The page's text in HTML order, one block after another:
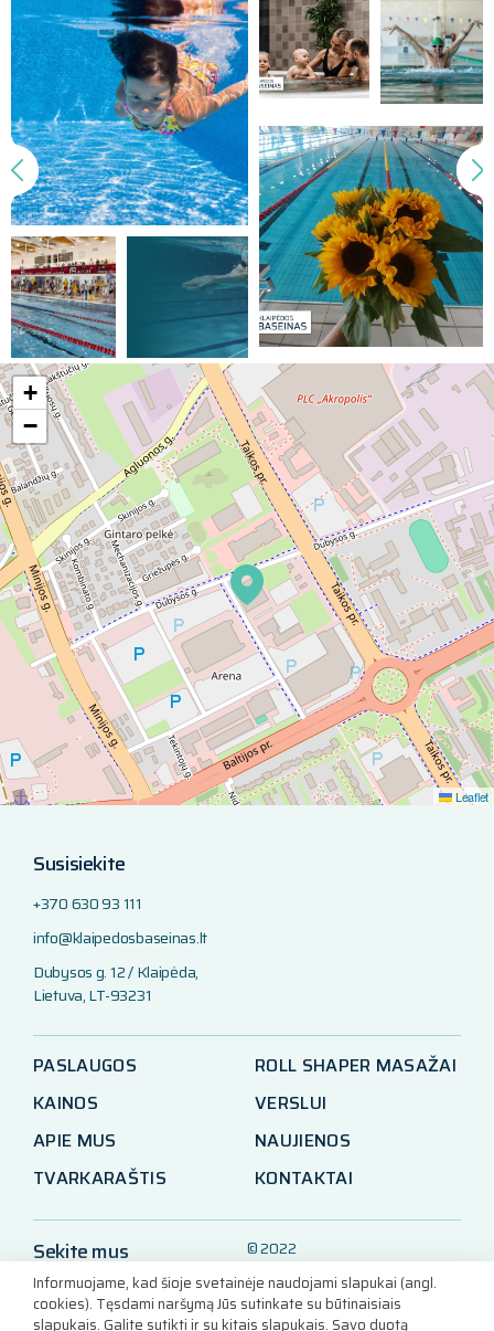
Susisiekite
+370 630 93 111
info@klaipedosbaseinas.lt
Dubysos g. 12 / Klaipėda,
Lietuva, LT-93231
PASLAUGOS
KAINOS
APIE MUS
TVARKARAŠTIS
ROLL SHAPER MASAŽAI
VERSLUI
NAUJIENOS
KONTAKTAI
Sekite mus
LinkedIn
Facebook
© 2022
Klaipėdos baseinas
+
−
Leaflet
Informuojame, kad šioje svetainėje naudojami slapukai (angl.
cookies). Tęsdami naršymą Jūs sutinkate su būtinaisiais
slapukais. Galite sutikti ir su kitais slapukais. Savo duotą